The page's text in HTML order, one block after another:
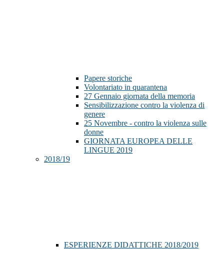
Papere storiche
Volontariato in quarantena
27 Gennaio giornata della memoria
Sensibilizzazione contro la violenza di
genere
25 Novembre - contro la violenza sulle
donne
GIORNATA EUROPEA DELLE
LINGUE 2019
2018/19
ESPERIENZE DIDATTICHE 2018/2019